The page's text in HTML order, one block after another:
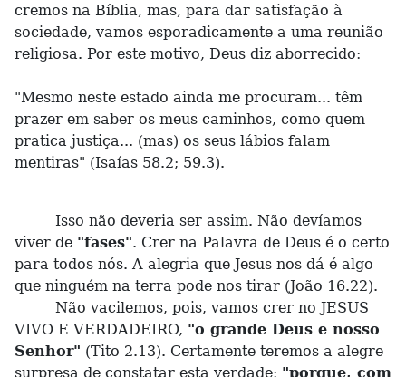
cremos na Bíblia, mas, para dar satisfação à
sociedade, vamos esporadicamente a uma reunião
religiosa. Por este motivo, Deus diz aborrecido:
"Mesmo neste estado ainda me procuram... têm
prazer em saber os meus caminhos, como quem
pratica justiça... (mas) os seus lábios falam
mentiras" (Isaías 58.2; 59.3).
Isso não deveria ser assim. Não devíamos
viver de "fases". Crer na Palavra de Deus é o certo
para todos nós. A alegria que Jesus nos dá é algo
que ninguém na terra pode nos tirar (João 16.22).
Não vacilemos, pois, vamos crer no JESUS
VIVO E VERDADEIRO, "o grande Deus e nosso
Senhor" (Tito 2.13). Certamente teremos a alegre
surpresa de constatar esta verdade: "porque, com